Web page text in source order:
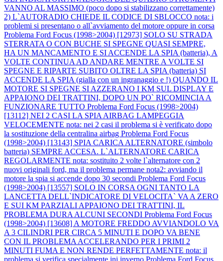
VANNO AL MASSIMO (poco dopo si stabilizzano correttamente)
2) L`AUTORADIO CHIEDE IL CODICE DI SBLOCCO nota: i
problemi si presentano o all`avviamento del motore oppure in corsa
Problema Ford Focus (1998>2004) [12973] SOLO SU STRADA
STERRATA O CON BUCHE SI SPEGNE QUASI SEMPRE,
HA UN MANCAMENTO E SI ACCENDE LA SPIA (batteria), A
VOLTE CONTINUA AD ANDARE MENTRE A VOLTE SI
SPEGNE E RIPARTE SUBITO OLTRE LA SPIA (batteria) SI
ACCENDE LA SPIA (gialla con un ingranaggio e !) QUANDO IL
MOTORE SI SPEGNE SI AZZERANO I KM SUL DISPLAY E
APPAIONO DEI TRATTINI, DOPO UN PO` RICOMINCIA A
FUNZIONARE TUTTO Problema Ford Focus (1998>2004)
[13112] NEI 2 CASI LA SPIA AIRBAG LAMPEGGIA
VELOCEMENTE nota: nei 2 casi il problema si è verificato dopo
la sostituzione della centralina airbag Problema Ford Focus
(1998>2004) [13143] SPIA CARICA ALTERNATORE (simbolo
batteria) SEMPRE ACCESA. L`ALTERNATORE CARICA
REGOLARMENTE nota: sostituito 2 volte l`alternatore con 2
nuovi originali ford, ma il problema permane nota2: avviando il
motore la spia si accende dopo 30 secondi Problema Ford Focus
(1998>2004) [13557] SOLO IN CORSA OGNI TANTO LA
LANCETTA DELL`INDICATORE DI VELOCITA` VA A ZERO
E SUI KM PARZIALI APPAIONO DEI TRATTINI, IL
PROBLEMA DURA ALCUNI SECONDI Problema Ford Focus
(1998>2004) [13608] A MOTORE FREDDO AVVIANDOLO VA
A 3 CILINDRI PER CIRCA 5 MINUTI E DOPO VA BENE
CON IL PROBLEMA ACCELERANDO PER I PRIMI 2
MINUTI FUMA E NON RENDE PERFETTAMENTE nota: il
problema si verifica specialmente ini inverno Problema Ford Focus